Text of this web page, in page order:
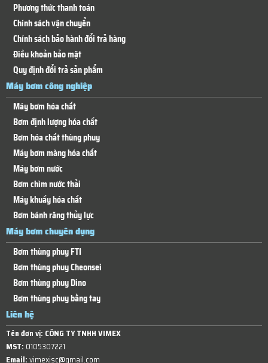
Phương thức thanh toán
Chính sách vận chuyển
Chính sách bảo hành đổi trả hàng
Điều khoản bảo mật
Quy định đổi trả sản phẩm
Máy bơm công nghiệp
Máy bơm hóa chất
Bơm định lượng hóa chất
Bơm hóa chất thùng phuy
Máy bơm màng hóa chất
Máy bơm nước
Bơm chìm nước thải
Máy khuấy hóa chất
Bơm bánh răng thủy lực
Máy bơm chuyên dụng
Bơm thùng phuy FTI
Bơm thùng phuy Cheonsei
Bơm thùng phuy Dino
Bơm thùng phuy bằng tay
Liên hệ
Tên đơn vị: CÔNG TY TNHH VIMEX
MST: 0105307221
Email:vimexjsc@gmail.com